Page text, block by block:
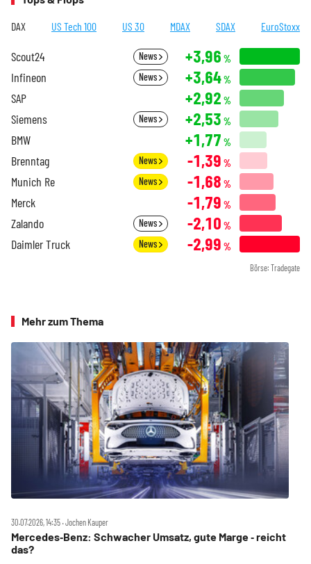
DAX US Tech 100 US 30 MDAX SDAX EuroStoxx
Scout24 News +3,96 %
Infineon News +3,64%
SAP +2,92 %
Siemens News +2,53 %
BMW +1,77 %
Brenntag News -1,39 %
Munich Re News -1,68 %
Merck -1,79 %
Zalando News -2,10 %
Daimler Truck News -2,99 %
Börse: Tradegate
Mehr zum Thema
30.07.2026, 14:35 ‧ Jochen Kauper
Mercedes‑Benz: Schwacher Umsatz, gute Marge ‑ reicht
das?